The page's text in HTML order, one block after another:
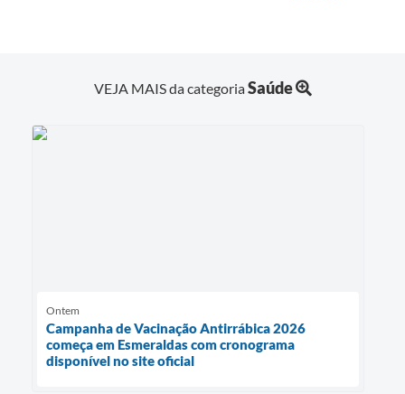
VEJA MAIS da categoriaSaúde
Ontem
Campanha de Vacinação Antirrábica 2026
começa em Esmeraldas com cronograma
disponível no site oficial